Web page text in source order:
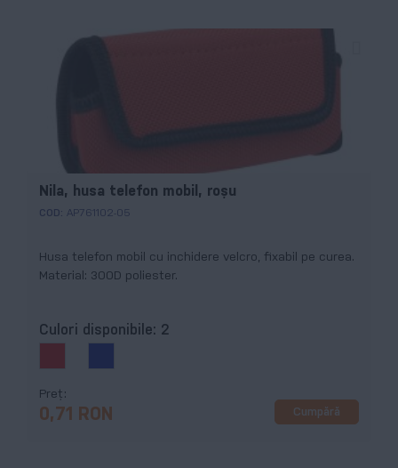
Nila, husa telefon mobil, roșu
COD: AP761102-05
Husa telefon mobil cu inchidere velcro, fixabil pe curea.
Material: 300D poliester.
Culori disponibile: 2
Preț
0,71 RON Cumpără